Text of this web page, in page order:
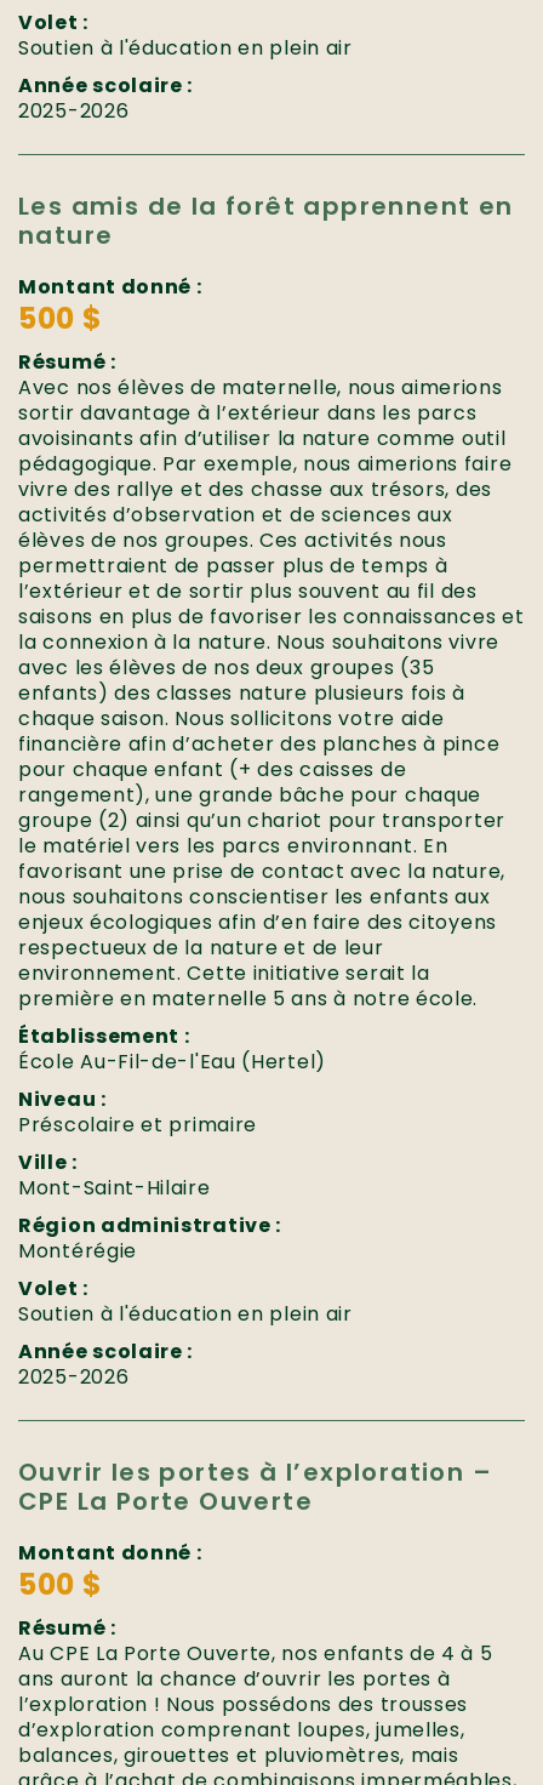
Volet :
Soutien à l'éducation en plein air
Année scolaire :
2025-2026
Les amis de la forêt apprennent en
nature
Montant donné :
500 $
Résumé :
Avec nos élèves de maternelle, nous aimerions
sortir davantage à l’extérieur dans les parcs
avoisinants afin d’utiliser la nature comme outil
pédagogique. Par exemple, nous aimerions faire
vivre des rallye et des chasse aux trésors, des
activités d’observation et de sciences aux
élèves de nos groupes. Ces activités nous
permettraient de passer plus de temps à
l’extérieur et de sortir plus souvent au fil des
saisons en plus de favoriser les connaissances et
la connexion à la nature. Nous souhaitons vivre
avec les élèves de nos deux groupes (35
enfants) des classes nature plusieurs fois à
chaque saison. Nous sollicitons votre aide
financière afin d’acheter des planches à pince
pour chaque enfant (+ des caisses de
rangement), une grande bâche pour chaque
groupe (2) ainsi qu’un chariot pour transporter
le matériel vers les parcs environnant. En
favorisant une prise de contact avec la nature,
nous souhaitons conscientiser les enfants aux
enjeux écologiques afin d’en faire des citoyens
respectueux de la nature et de leur
environnement. Cette initiative serait la
première en maternelle 5 ans à notre école.
Établissement :
École Au-Fil-de-l'Eau (Hertel)
Niveau :
Préscolaire et primaire
Ville :
Mont-Saint-Hilaire
Région administrative :
Montérégie
Volet :
Soutien à l'éducation en plein air
Année scolaire :
2025-2026
Ouvrir les portes à l’exploration –
CPE La Porte Ouverte
Montant donné :
500 $
Résumé :
Au CPE La Porte Ouverte, nos enfants de 4 à 5
ans auront la chance d’ouvrir les portes à
l’exploration ! Nous possédons des trousses
d’exploration comprenant loupes, jumelles,
balances, girouettes et pluviomètres, mais